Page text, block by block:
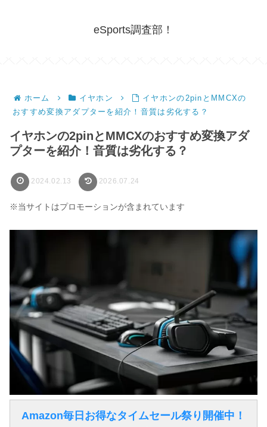
eSports調査部！
ホーム イヤホン
イヤホンの2pinとMMCXの
おすすめ変換アダプターを紹介！音質は劣化する？
イヤホンの2pinとMMCXのおすすめ変換アダ
プターを紹介！音質は劣化する？
2024.02.13 2026.07.24
※当サイトはプロモーションが含まれています
Amazon毎日お得なタイムセール祭り開催中！